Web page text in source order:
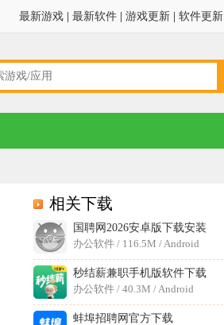
最新游戏 最新软件 游戏更新 软件更新
相关下载
国聘网2026安卓版下载安装
办公软件 / 116.5M / Android
秒结薪兼职手机版软件下载
办公软件 / 40.3M / Android
蚌埠招聘网官方下载